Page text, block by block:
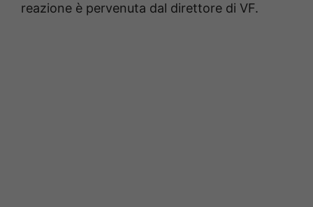
reazione è pervenuta dal direttore di VF.